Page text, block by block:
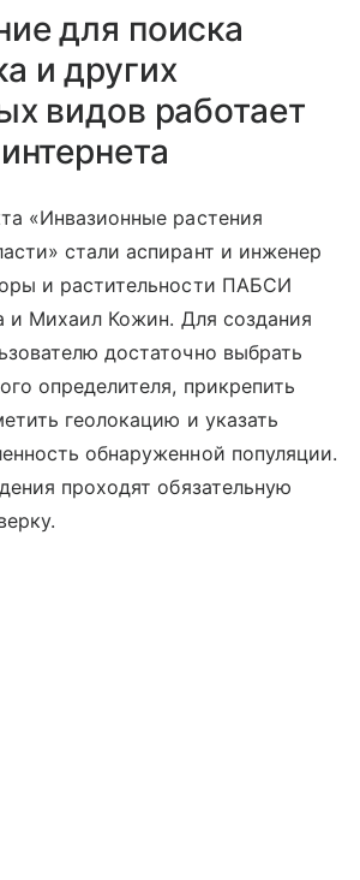
для поиска
и других
видов работает
«Инвазионные растения
стали аспирант и инженер
и растительности ПАБСИ
и Михаил Кожин. Для создания
достаточно выбрать
определителя, прикрепить
геолокацию и указать
обнаруженной популяции.
проходят обязательную